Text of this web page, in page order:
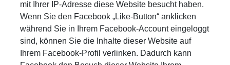
mit Ihrer IP-Adresse diese Website besucht haben.
Wenn Sie den Facebook „Like-Button“ anklicken
während Sie in Ihrem Facebook-Account eingeloggt
sind, können Sie die Inhalte dieser Website auf
Ihrem Facebook-Profil verlinken. Dadurch kann